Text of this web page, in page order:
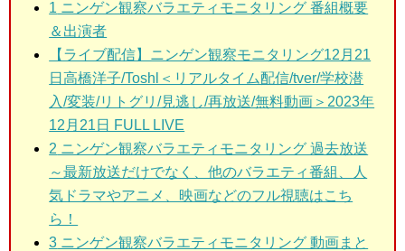
1 ニンゲン観察バラエティモニタリング 番組概要
＆出演者
【ライブ配信】ニンゲン観察モニタリング12月21
日高橋洋子/Toshl＜リアルタイム配信/tver/学校潜
入/変装/リトグリ/見逃し/再放送/無料動画＞2023年
12月21日 FULL LIVE
2 ニンゲン観察バラエティモニタリング 過去放送
～最新放送だけでなく、他のバラエティ番組、人
気ドラマやアニメ、映画などのフル視聴はこち
ら！
3 ニンゲン観察バラエティモニタリング 動画まと